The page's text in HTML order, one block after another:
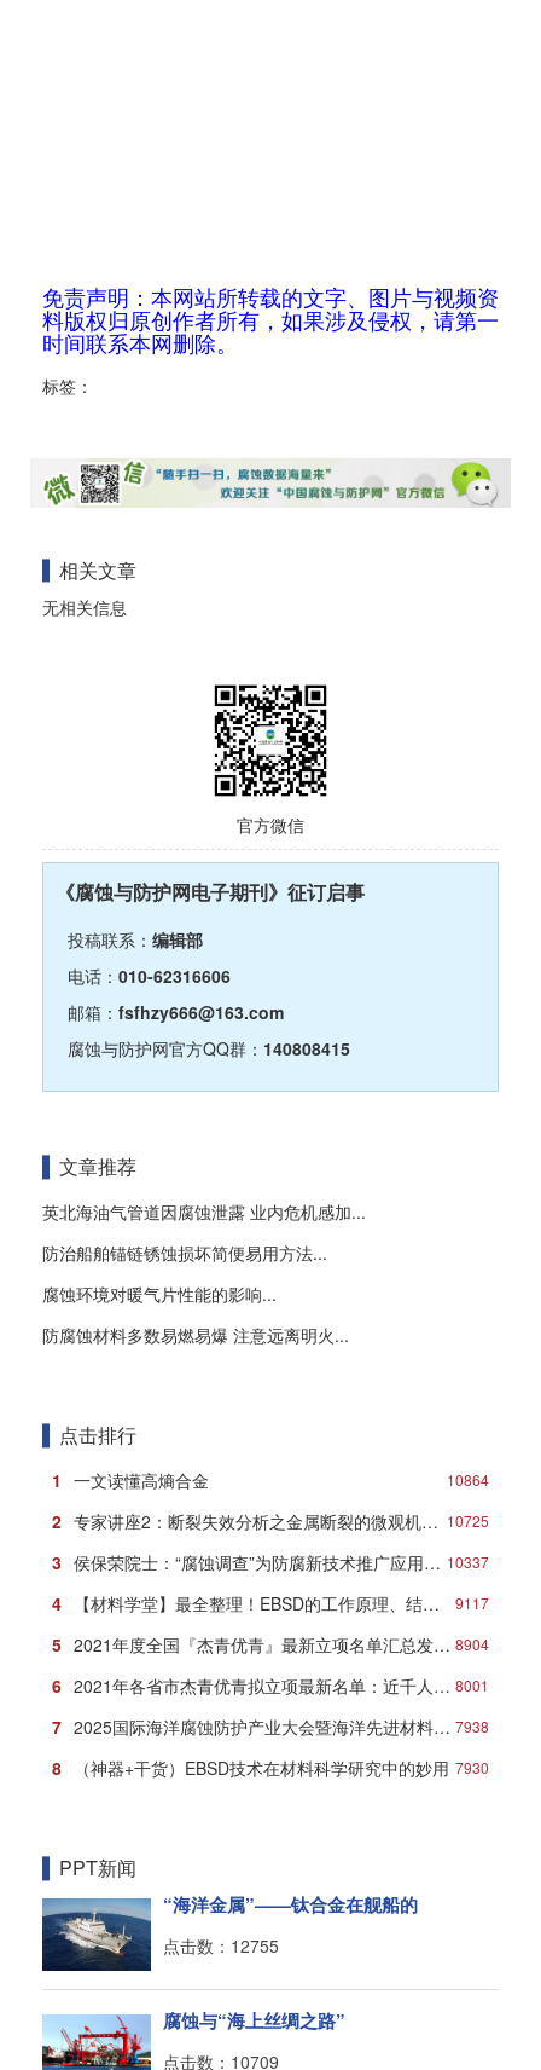
免责声明：本网站所转载的文字、图片与视频资
料版权归原创作者所有，如果涉及侵权，请第一
时间联系本网删除。
标签：
相关文章
无相关信息
官方微信
《腐蚀与防护网电子期刊》征订启事
投稿联系： 编辑部
电话： 010-62316606
邮箱： fsfhzy666@163.com
腐蚀与防护网官方QQ群： 140808415
文章推荐
英北海油气管道因腐蚀泄露 业内危机感加...
防治船舶锚链锈蚀损坏简便易用方法...
腐蚀环境对暖气片性能的影响...
防腐蚀材料多数易燃易爆 注意远离明火...
点击排行
10864
1 一文读懂高熵合金
10725
2 专家讲座2：断裂失效分析之金属断裂的微观机理与典型形貌
10337
3 侯保荣院士：“腐蚀调查”为防腐新技术推广应用打响第一炮
9117
4 【材料学堂】最全整理！EBSD的工作原理、结构、操作及分析方法！
8904
5 2021年度全国『杰青优青』最新立项名单汇总发布！
8001
6 2021年各省市杰青优青拟立项最新名单：近千人入选！
7938
7 2025国际海洋腐蚀防护产业大会暨海洋先进材料创新发展论坛在青岛盛大开幕！
7930
8 （神器+干货）EBSD技术在材料科学研究中的妙用
PPT新闻
“海洋金属”——钛合金在舰船的
点击数：12755
腐蚀与“海上丝绸之路”
点击数：10709